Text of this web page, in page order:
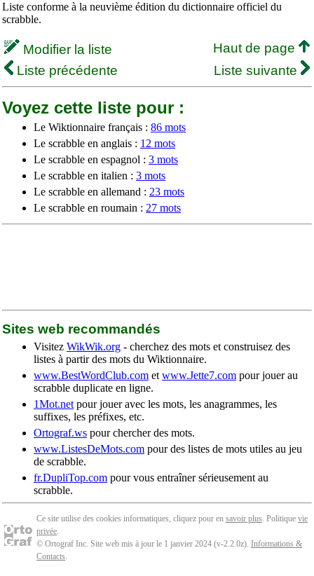
Liste conforme à la neuvième édition du dictionnaire officiel du
scrabble.
Modifier la liste
Haut de page
Liste précédente
Liste suivante
Voyez cette liste pour :
Le Wiktionnaire français : 86 mots
Le scrabble en anglais : 12 mots
Le scrabble en espagnol : 3 mots
Le scrabble en italien : 3 mots
Le scrabble en allemand : 23 mots
Le scrabble en roumain : 27 mots
Sites web recommandés
Visitez WikWik.org - cherchez des mots et construisez des
listes à partir des mots du Wiktionnaire.
www.BestWordClub.com et www.Jette7.com pour jouer au
scrabble duplicate en ligne.
1Mot.net pour jouer avec les mots, les anagrammes, les
suffixes, les préfixes, etc.
Ortograf.ws pour chercher des mots.
www.ListesDeMots.com pour des listes de mots utiles au jeu
de scrabble.
fr.DupliTop.com pour vous entraîner sérieusement au
scrabble.
Ce site utilise des cookies informatiques, cliquez pour en savoir plus. Politique vie
privée.
© Ortograf Inc. Site web mis à jour le 1 janvier 2024 (v-2.2.0z). Informations &
Contacts.